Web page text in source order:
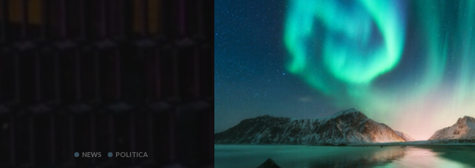
NEWS POLITICA